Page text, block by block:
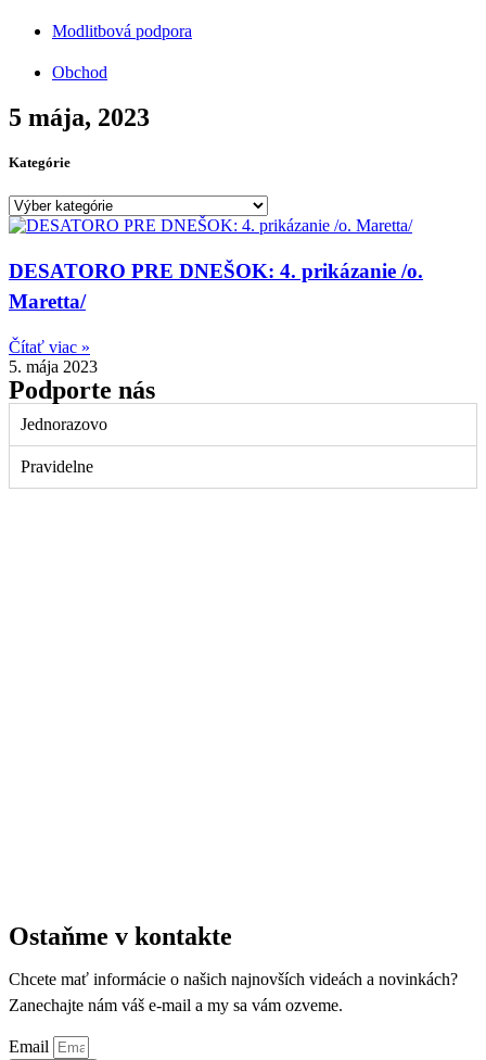
Modlitbová podpora
Obchod
5 mája, 2023
Kategórie
Kategórie
DESATORO PRE DNEŠOK: 4. prikázanie /o.
Maretta/
Čítať viac »
5. mája 2023
Podporte nás
Jednorazovo
Pravidelne
Ostaňme v kontakte
Chcete mať informácie o našich najnovších videách a novinkách?
Zanechajte nám váš e-mail a my sa vám ozveme.
Email